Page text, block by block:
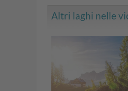
Altri laghi nelle